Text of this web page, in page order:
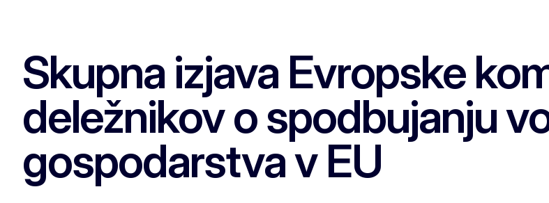
Skupna izjava Evropske
deležnikov o spodbujanju
gospodarstva v EU